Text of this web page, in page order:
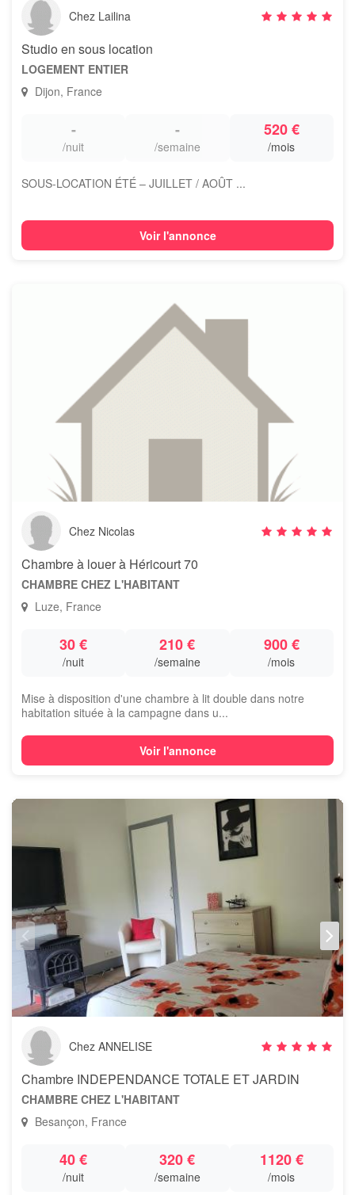
Chez Lailina
Studio en sous location
LOGEMENT ENTIER
Dijon, France
-
/nuit
-
/semaine
520 €
/mois
SOUS-LOCATION ÉTÉ – JUILLET / AOÛT ...
Voir l'annonce
Chez Nicolas
Chambre à louer à Héricourt 70
CHAMBRE CHEZ L'HABITANT
Luze, France
30 €
/nuit
210 €
/semaine
900 €
/mois
Mise à disposition d'une chambre à lit double dans notre
habitation située à la campagne dans u...
Voir l'annonce
Chez ANNELISE
Chambre INDEPENDANCE TOTALE ET JARDIN
CHAMBRE CHEZ L'HABITANT
Besançon, France
40 €
/nuit
320 €
/semaine
1120 €
/mois